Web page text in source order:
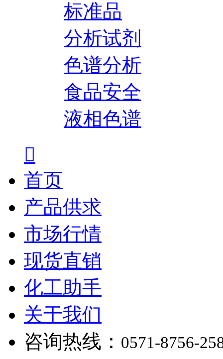
标准品
分析试剂
色谱分析
食品安全
液相色谱

首页
产品供求
市场行情
现货直销
化工助手
关于我们
咨询热线： 0571-8756-